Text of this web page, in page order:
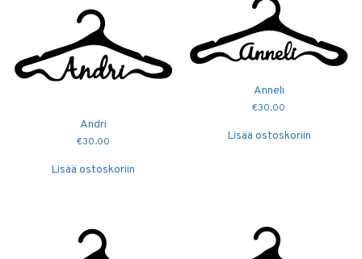
Andri
€30.00
Lisää ostoskoriin
Anneli
€30.00
Lisää ostoskoriin